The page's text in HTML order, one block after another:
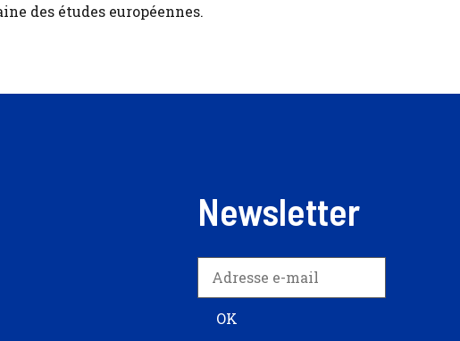
des études européennes.
Newsletter